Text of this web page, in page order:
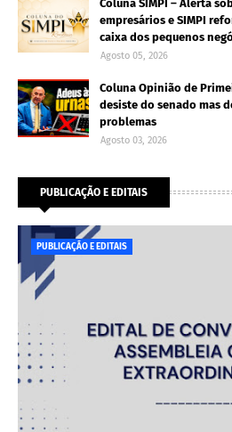
Coluna SIMPI – Alerta
empresários e SIMPI
caixa dos pequenos
Agosto 05, 2026
Coluna Opinião de
desiste do senado mas
problemas
Agosto 03, 2026
PUBLICAÇÃO E EDITAIS
PUBLICAÇÃO E EDITAIS